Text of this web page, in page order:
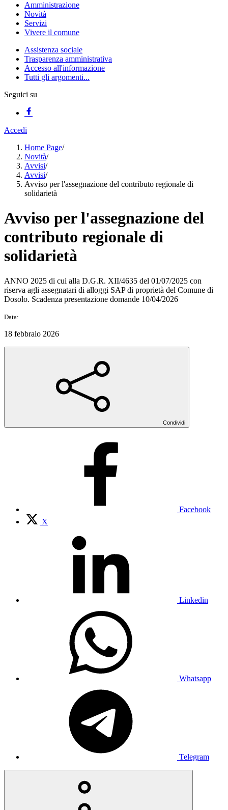
Amministrazione
Novità
Servizi
Vivere il comune
Assistenza sociale
Trasparenza amministrativa
Accesso all'informazione
Tutti gli argomenti...
Seguici su
Accedi
Home Page/
Novità/
Avvisi/
Avvisi/
Avviso per l'assegnazione del contributo regionale di
solidarietà
Avviso per l'assegnazione del
contributo regionale di
solidarietà
ANNO 2025 di cui alla D.G.R. XII/4635 del 01/07/2025 con
riserva agli assegnatari di alloggi SAP di proprietà del Comune di
Dosolo. Scadenza presentazione domande 10/04/2026
Data:
18 febbraio 2026
Condividi
Facebook
X
Linkedin
Whatsapp
Telegram